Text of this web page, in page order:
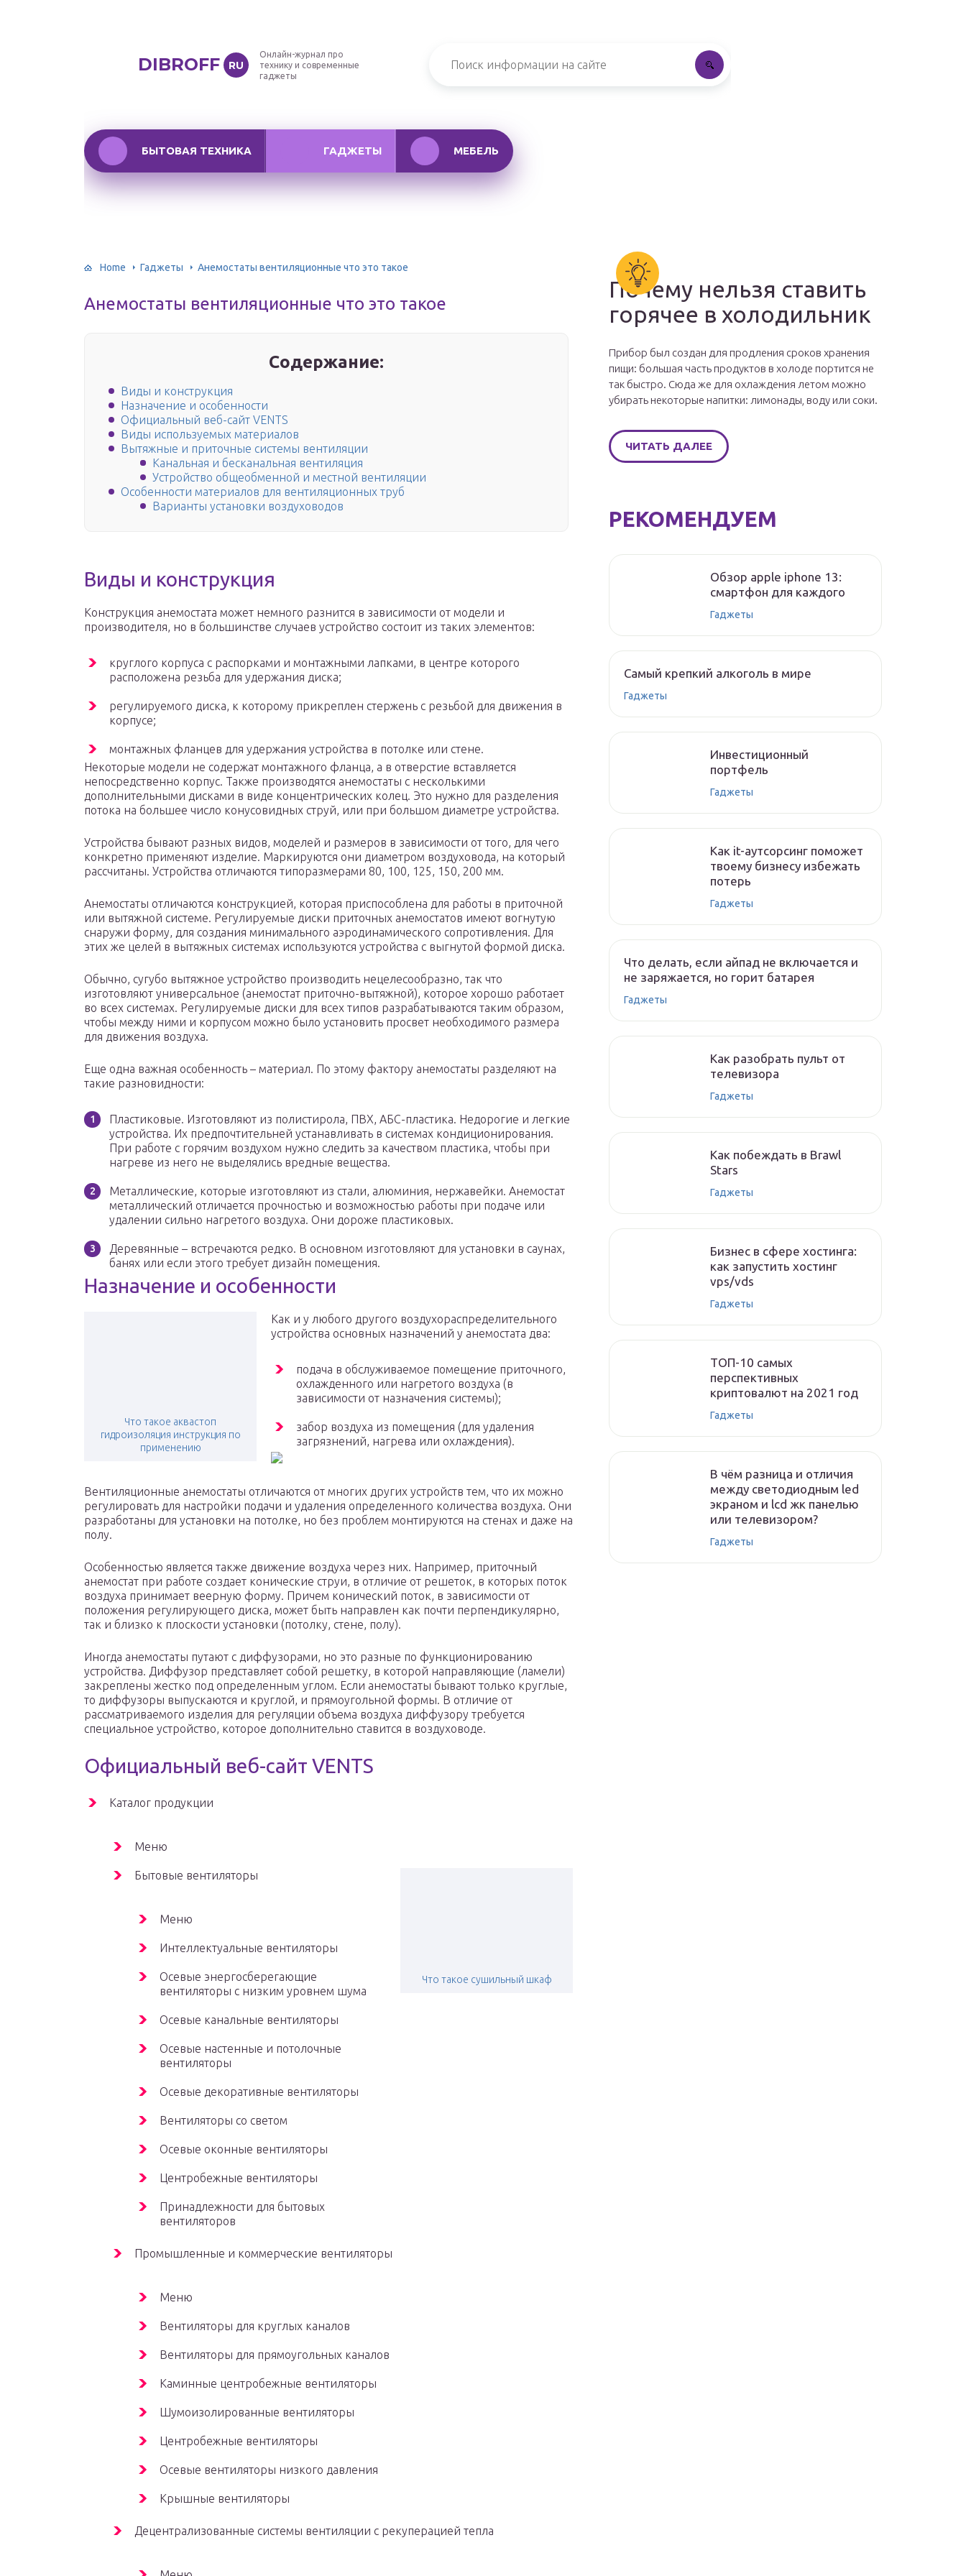
DIBROFF RU
Онлайн-журнал про
технику и современные
гаджеты
БЫТОВАЯ ТЕХНИКА ГАДЖЕТЫ МЕБЕЛЬ
Home Гаджеты Анемостаты вентиляционные что это такое
Анемостаты вентиляционные что это такое
Содержание:
Виды и конструкция
Назначение и особенности
Официальный веб-сайт VENTS
Виды используемых материалов
Вытяжные и приточные системы вентиляции
Канальная и бесканальная вентиляция
Устройство общеобменной и местной вентиляции
Особенности материалов для вентиляционных труб
Варианты установки воздуховодов
Виды и конструкция
Конструкция анемостата может немного разнится в зависимости от модели и
производителя, но в большинстве случаев устройство состоит из таких элементов:
круглого корпуса с распорками и монтажными лапками, в центре которого
расположена резьба для удержания диска;
регулируемого диска, к которому прикреплен стержень с резьбой для движения в
корпусе;
монтажных фланцев для удержания устройства в потолке или стене.
Некоторые модели не содержат монтажного фланца, а в отверстие вставляется
непосредственно корпус. Также производятся анемостаты с несколькими
дополнительными дисками в виде концентрических колец. Это нужно для разделения
потока на большее число конусовидных струй, или при большом диаметре устройства.
Устройства бывают разных видов, моделей и размеров в зависимости от того, для чего
конкретно применяют изделие. Маркируются они диаметром воздуховода, на который
рассчитаны. Устройства отличаются типоразмерами 80, 100, 125, 150, 200 мм.
Анемостаты отличаются конструкцией, которая приспособлена для работы в приточной
или вытяжной системе. Регулируемые диски приточных анемостатов имеют вогнутую
снаружи форму, для создания минимального аэродинамического сопротивления. Для
этих же целей в вытяжных системах используются устройства с выгнутой формой диска.
Обычно, сугубо вытяжное устройство производить нецелесообразно, так что
изготовляют универсальное (анемостат приточно-вытяжной), которое хорошо работает
во всех системах. Регулируемые диски для всех типов разрабатываются таким образом,
чтобы между ними и корпусом можно было установить просвет необходимого размера
для движения воздуха.
Еще одна важная особенность – материал. По этому фактору анемостаты разделяют на
такие разновидности:
Пластиковые. Изготовляют из полистирола, ПВХ, АБС-пластика. Недорогие и легкие
устройства. Их предпочтительней устанавливать в системах кондиционирования.
При работе с горячим воздухом нужно следить за качеством пластика, чтобы при
нагреве из него не выделялись вредные вещества.
Металлические, которые изготовляют из стали, алюминия, нержавейки. Анемостат
металлический отличается прочностью и возможностью работы при подаче или
удалении сильно нагретого воздуха. Они дороже пластиковых.
Деревянные – встречаются редко. В основном изготовляют для установки в саунах,
банях или если этого требует дизайн помещения.
Назначение и особенности
Что такое аквастоп
гидроизоляция инструкция по
применению
Как и у любого другого воздухораспределительного
устройства основных назначений у анемостата два:
подача в обслуживаемое помещение приточного,
охлажденного или нагретого воздуха (в
зависимости от назначения системы);
забор воздуха из помещения (для удаления
загрязнений, нагрева или охлаждения).
Вентиляционные анемостаты отличаются от многих других устройств тем, что их можно
регулировать для настройки подачи и удаления определенного количества воздуха. Они
разработаны для установки на потолке, но без проблем монтируются на стенах и даже на
полу.
Особенностью является также движение воздуха через них. Например, приточный
анемостат при работе создает конические струи, в отличие от решеток, в которых поток
воздуха принимает веерную форму. Причем конический поток, в зависимости от
положения регулирующего диска, может быть направлен как почти перпендикулярно,
так и близко к плоскости установки (потолку, стене, полу).
Иногда анемостаты путают с диффузорами, но это разные по функционированию
устройства. Диффузор представляет собой решетку, в которой направляющие (ламели)
закреплены жестко под определенным углом. Если анемостаты бывают только круглые,
то диффузоры выпускаются и круглой, и прямоугольной формы. В отличие от
рассматриваемого изделия для регуляции объема воздуха диффузору требуется
специальное устройство, которое дополнительно ставится в воздуховоде.
Официальный веб-сайт VENTS
Каталог продукции
Меню
Что такое сушильный шкаф
Бытовые вентиляторы
Меню
Интеллектуальные вентиляторы
Осевые энергосберегающие
вентиляторы с низким уровнем шума
Осевые канальные вентиляторы
Осевые настенные и потолочные
вентиляторы
Осевые декоративные вентиляторы
Вентиляторы со светом
Осевые оконные вентиляторы
Центробежные вентиляторы
Принадлежности для бытовых
вентиляторов
Промышленные и коммерческие вентиляторы
Меню
Вентиляторы для круглых каналов
Вентиляторы для прямоугольных каналов
Каминные центробежные вентиляторы
Шумоизолированные вентиляторы
Центробежные вентиляторы
Осевые вентиляторы низкого давления
Крышные вентиляторы
Децентрализованные системы вентиляции с рекуперацией тепла
Почему нельзя ставить
горячее в холодильник
Прибор был создан для продления сроков хранения
пищи: большая часть продуктов в холоде портится не
так быстро. Сюда же для охлаждения летом можно
убирать некоторые напитки: лимонады, воду или соки.
ЧИТАТЬ ДАЛЕЕ
РЕКОМЕНДУЕМ
Обзор apple iphone 13:
смартфон для каждого
Гаджеты
Самый крепкий алкоголь в мире
Гаджеты
Инвестиционный
портфель
Гаджеты
Как it-аутсорсинг поможет
твоему бизнесу избежать
потерь
Гаджеты
Что делать, если айпад не включается и
не заряжается, но горит батарея
Гаджеты
Как разобрать пульт от
телевизора
Гаджеты
Как побеждать в Brawl
Stars
Гаджеты
Бизнес в сфере хостинга:
как запустить хостинг
vps/vds
Гаджеты
ТОП-10 самых
перспективных
криптовалют на 2021 год
Гаджеты
В чём разница и отличия
между светодиодным led
экраном и lcd жк панелью
или телевизором?
Гаджеты